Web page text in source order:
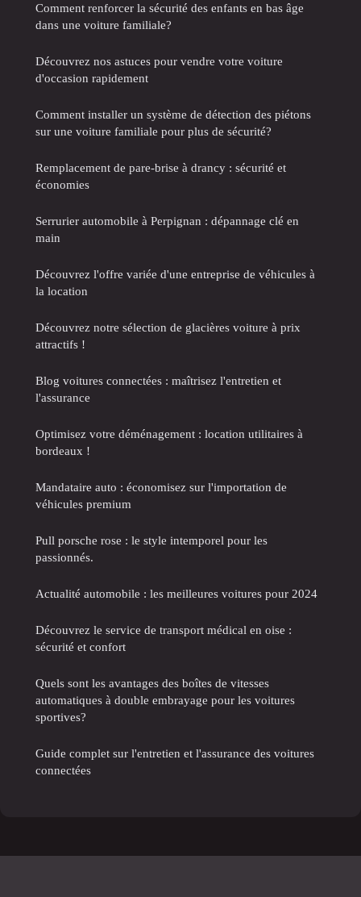
Comment renforcer la sécurité des enfants en bas âge
dans une voiture familiale?
Découvrez nos astuces pour vendre votre voiture
d'occasion rapidement
Comment installer un système de détection des piétons
sur une voiture familiale pour plus de sécurité?
Remplacement de pare-brise à drancy : sécurité et
économies
Serrurier automobile à Perpignan : dépannage clé en
main
Découvrez l'offre variée d'une entreprise de véhicules à
la location
Découvrez notre sélection de glacières voiture à prix
attractifs !
Blog voitures connectées : maîtrisez l'entretien et
l'assurance
Optimisez votre déménagement : location utilitaires à
bordeaux !
Mandataire auto : économisez sur l'importation de
véhicules premium
Pull porsche rose : le style intemporel pour les
passionnés.
Actualité automobile : les meilleures voitures pour 2024
Découvrez le service de transport médical en oise :
sécurité et confort
Quels sont les avantages des boîtes de vitesses
automatiques à double embrayage pour les voitures
sportives?
Guide complet sur l'entretien et l'assurance des voitures
connectées